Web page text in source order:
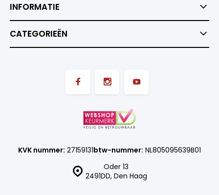
INFORMATIE
CATEGORIEËN
Oder 13
2491DD, Den Haag
KVK nummer: 27159131btw-nummer: NL805095639B01